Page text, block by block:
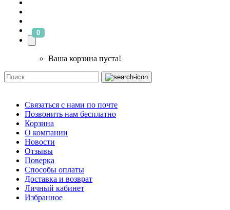
0
Ваша корзина пуста!
Связаться с нами по почте
Позвонить нам бесплатно
Корзина
О компании
Новости
Отзывы
Поверка
Способы оплаты
Доставка и возврат
Личный кабинет
Избранное